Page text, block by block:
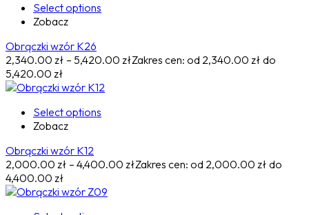
Select options
Zobacz
Obrączki wzór K26
2,340.00 zł – 5,420.00 złZakres cen: od 2,340.00 zł do
5,420.00 zł
Select options
Zobacz
Obrączki wzór K12
2,000.00 zł – 4,400.00 złZakres cen: od 2,000.00 zł do
4,400.00 zł